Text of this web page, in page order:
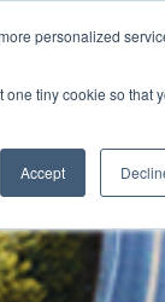
personalized
tiny cookie so that
Accept